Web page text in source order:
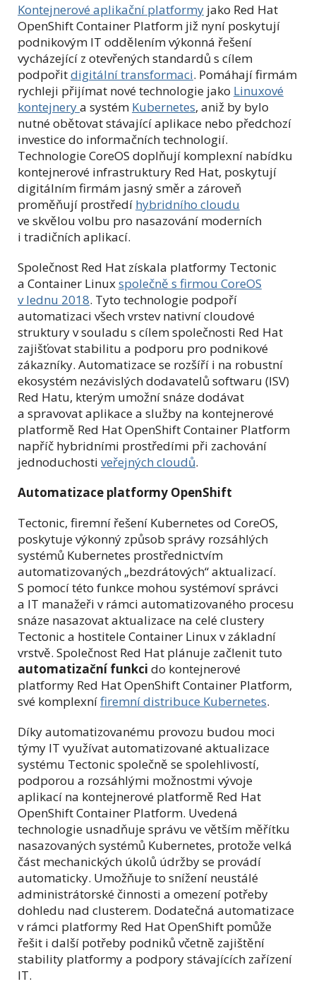
Kontejnerové aplikační platformy jako Red Hat
OpenShift Container Platform již nyní poskytují
podnikovým IT oddělením výkonná řešení
vycházející z otevřených standardů s cílem
podpořitdigitální transformaci. Pomáhají firmám
rychleji přijímat nové technologie jako Linuxové
kontejnerya systém Kubernetes, aniž by bylo
nutné obětovat stávající aplikace nebo předchozí
investice do informačních technologií.
Technologie CoreOS doplňují komplexní nabídku
kontejnerové infrastruktury Red Hat, poskytují
digitálním firmám jasný směr a zároveň
proměňují prostředí hybridního cloudu
ve skvělou volbu pro nasazování moderních
i tradičních aplikací.
Společnost Red Hat získala platformy Tectonic
a Container Linuxspolečně s firmou CoreOS
v lednu 2018. Tyto technologie podpoří
automatizaci všech vrstev nativní cloudové
struktury v souladu s cílem společnosti Red Hat
zajišťovat stabilitu a podporu pro podnikové
zákazníky. Automatizace se rozšíří i na robustní
ekosystém nezávislých dodavatelů softwaru (ISV)
Red Hatu, kterým umožní snáze dodávat
a spravovat aplikace a služby na kontejnerové
platformě Red Hat OpenShift Container Platform
napříč hybridními prostředími při zachování
jednoduchosti veřejných cloudů.
Automatizace platformy OpenShift
Tectonic, firemní řešení Kubernetes od CoreOS,
poskytuje výkonný způsob správy rozsáhlých
systémů Kubernetes prostřednictvím
automatizovaných „bezdrátových“ aktualizací.
S pomocí této funkce mohou systémoví správci
a IT manažeři v rámci automatizovaného procesu
snáze nasazovat aktualizace na celé clustery
Tectonic a hostitele Container Linux v základní
vrstvě. Společnost Red Hat plánuje začlenit tuto
automatizační funkci do kontejnerové
platformy Red Hat OpenShift Container Platform,
své komplexnífiremní distribuce Kubernetes.
Díky automatizovanému provozu budou moci
týmy IT využívat automatizované aktualizace
systému Tectonic společně se spolehlivostí,
podporou a rozsáhlými možnostmi vývoje
aplikací na kontejnerové platformě Red Hat
OpenShift Container Platform. Uvedená
technologie usnadňuje správu ve větším měřítku
nasazovaných systémů Kubernetes, protože velká
část mechanických úkolů údržby se provádí
automaticky. Umožňuje to snížení neustálé
administrátorské činnosti a omezení potřeby
dohledu nad clusterem. Dodatečná automatizace
v rámci platformy Red Hat OpenShift pomůže
řešit i další potřeby podniků včetně zajištění
stability platformy a podpory stávajících zařízení
IT.